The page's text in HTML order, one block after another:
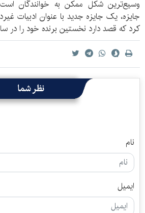
جایزه، یک جایزه جدید با عنوان ادبیات
کرد که قصد دارد نخستین برنده خود را در سال 2024 اعلام
نظر شما
نام
ایمیل